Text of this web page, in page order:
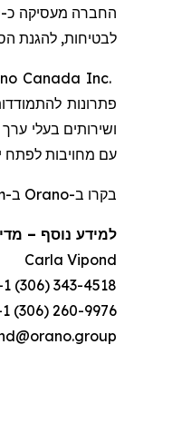
החברה מעסיקה כ-500 עובדים בססקצ'ואן, כולל כמעט 400 במפעל
לבטיחות, להגנת
Canada Inc.
פתרונות
עם מחויבות לפתח
בקרו ב-Orano ב-www.oranocanada.com או עקבו אחרינו בלינקדאין, פייסבוק, אינסטגרם וטוויטר:
למידע נוסף –
Carla Vipond
(306) 343-4518
(306) 260-9976